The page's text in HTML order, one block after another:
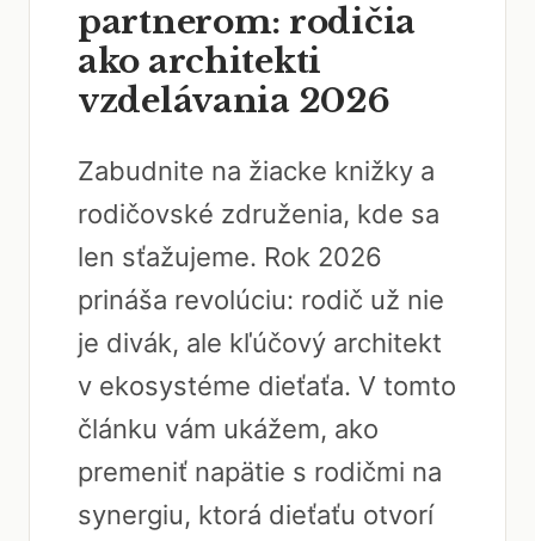
partnerom: rodičia
ako architekti
vzdelávania 2026
Zabudnite na žiacke knižky a
rodičovské združenia, kde sa
len sťažujeme. Rok 2026
prináša revolúciu: rodič už nie
je divák, ale kľúčový architekt
v ekosystéme dieťaťa. V tomto
článku vám ukážem, ako
premeniť napätie s rodičmi na
synergiu, ktorá dieťaťu otvorí